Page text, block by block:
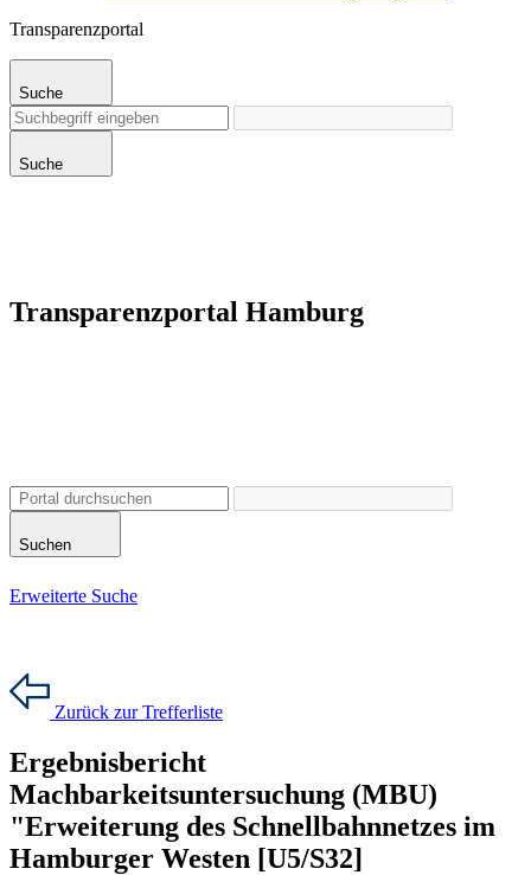
Transparenzportal
Suche
Suche
Transparenzportal Hamburg
Suchen
Erweiterte Suche
Zurück zur Trefferliste
Ergebnisbericht
Machbarkeitsuntersuchung (MBU)
"Erweiterung des Schnellbahnnetzes im
Hamburger Westen [U5/S32]